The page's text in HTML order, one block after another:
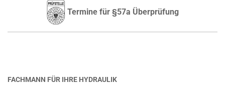
Termine für §57a Überprüfung
FACHMANN FÜR IHRE HYDRAULIK